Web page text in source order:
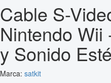
Cable S-
Nintendo Wii
y Sonido
Marca: satkit